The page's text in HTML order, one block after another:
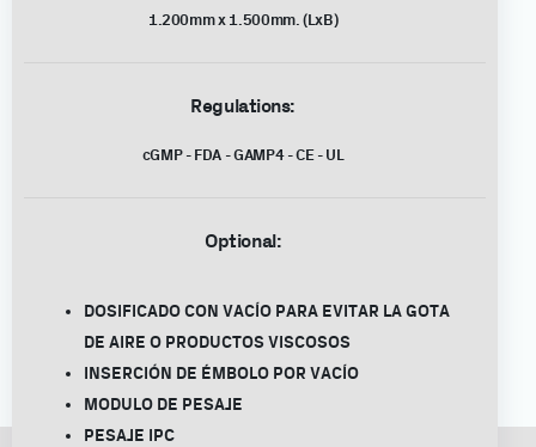
1.200mm x 1.500mm. (LxB)
Regulations:
cGMP - FDA - GAMP4 - CE - UL
Optional:
DOSIFICADO CON VACÍO PARA EVITAR LA GOTA
DE AIRE O PRODUCTOS VISCOSOS
INSERCIÓN DE ÉMBOLO POR VACÍO
MODULO DE PESAJE
PESAJE IPC